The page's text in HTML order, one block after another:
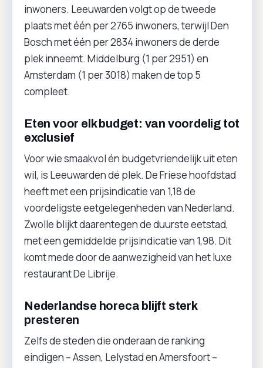
inwoners. Leeuwarden volgt op de tweede
plaats met één per 2765 inwoners, terwijl Den
Bosch met één per 2834 inwoners de derde
plek inneemt. Middelburg (1 per 2951) en
Amsterdam (1 per 3018) maken de top 5
compleet.
Eten voor elk budget: van voordelig tot
exclusief
Voor wie smaakvol én budgetvriendelijk uit eten
wil, is Leeuwarden dé plek. De Friese hoofdstad
heeft met een prijsindicatie van 1,18 de
voordeligste eetgelegenheden van Nederland.
Zwolle blijkt daarentegen de duurste eetstad,
met een gemiddelde prijsindicatie van 1,98. Dit
komt mede door de aanwezigheid van het luxe
restaurant De Librije.
Nederlandse horeca blijft sterk
presteren
Zelfs de steden die onderaan de ranking
eindigen – Assen, Lelystad en Amersfoort –